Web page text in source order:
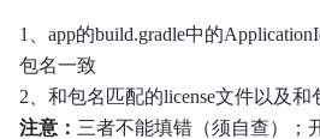
播放器SDK
图片加载SDK
1、app的build.gradle中的
包名一致
2、和包名匹配的license文件以及和
注意： 三者不能填错（须自查）；